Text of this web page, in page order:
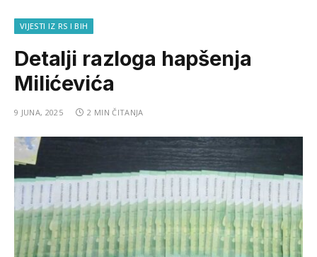
VIJESTI IZ RS I BIH
Detalji razloga hapšenja
Milićevića
9 JUNA, 2025 2 MIN ČITANJA